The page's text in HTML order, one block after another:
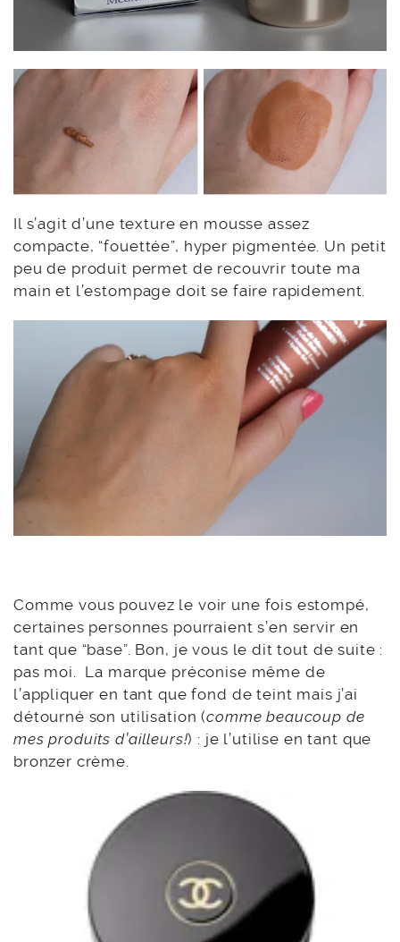
Il s’agit d’une texture en mousse assez
compacte, “fouettée”, hyper pigmentée. Un petit
peu de produit permet de recouvrir toute ma
main et l’estompage doit se faire rapidement.
Comme vous pouvez le voir une fois estompé,
certaines personnes pourraient s’en servir en
tant que “base”. Bon, je vous le dit tout de suite :
pas moi. La marque préconise même de
l’appliquer en tant que fond de teint mais j’ai
détourné son utilisation (comme beaucoup de
mes produits d’ailleurs!) : je l’utilise en tant que
bronzer crème.